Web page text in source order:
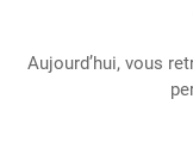
Aujourd’hui, vous